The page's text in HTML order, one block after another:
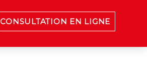
CONSULTATION EN LIGNE